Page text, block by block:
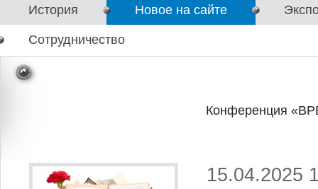
История Новое на сайте
Сотрудничество
Конференция
15.04.2025